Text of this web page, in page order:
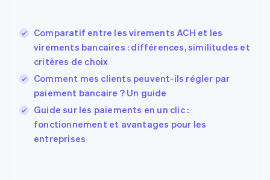
Comparatif entre les virements ACH et les
virements bancaires : différences, similitudes et
critères de choix
Comment mes clients peuvent-ils régler par
paiement bancaire ? Un guide
Guide sur les paiements en un clic :
fonctionnement et avantages pour les
entreprises
États-Unis
EnglishEspañol简体中文
Finlande
English Svenska
FrançaisEnglish
Gibraltar
English
Grèce
English